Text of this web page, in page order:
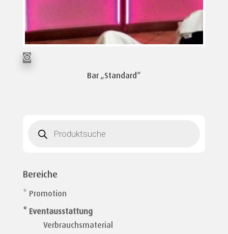
Bar „Standard“
search
Bereiche
* Promotion
* Eventausstattung
Verbrauchsmaterial